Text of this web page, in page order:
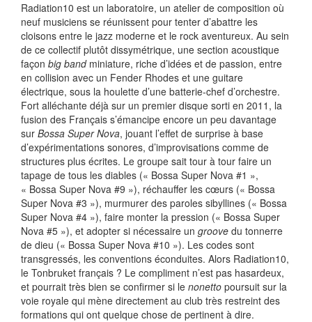
Radiation10 est un laboratoire, un atelier de composition où
neuf musiciens se réunissent pour tenter d’abattre les
cloisons entre le jazz moderne et le rock aventureux. Au sein
de ce collectif plutôt dissymétrique, une section acoustique
façon big bandminiature, riche d’idées et de passion, entre
en collision avec un Fender Rhodes et une guitare
électrique, sous la houlette d’une batterie-chef d’orchestre.
Fort alléchante déjà sur un premier disque sorti en 2011, la
fusion des Français s’émancipe encore un peu davantage
sur Bossa Super Nova, jouant l’effet de surprise à base
d’expérimentations sonores, d’improvisations comme de
structures plus écrites. Le groupe sait tour à tour faire un
tapage de tous les diables (« Bossa Super Nova #1 »,
« Bossa Super Nova #9 »), réchauffer les cœurs (« Bossa
Super Nova #3 »), murmurer des paroles sibyllines (« Bossa
Super Nova #4 »), faire monter la pression (« Bossa Super
Nova #5 »), et adopter si nécessaire un groove du tonnerre
de dieu (« Bossa Super Nova #10 »). Les codes sont
transgressés, les conventions éconduites. Alors Radiation10,
le Tonbruket français ? Le compliment n’est pas hasardeux,
et pourrait très bien se confirmer si le nonetto poursuit sur la
voie royale qui mène directement au club très restreint des
formations qui ont quelque chose de pertinent à dire.